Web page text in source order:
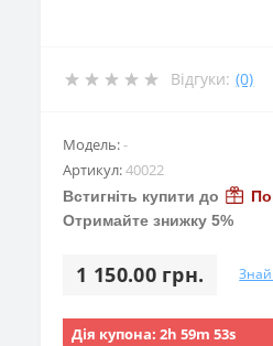
Відгуки: (0)
Модель:-
Артикул:40022
Встигніть купити до
Отримайте знижку 5%
1 150.00 грн.
Дія купона:2h 59m 53s